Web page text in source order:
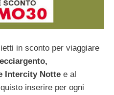
in sconto per viaggiare
Intercity Notte e al
inserire per ogni